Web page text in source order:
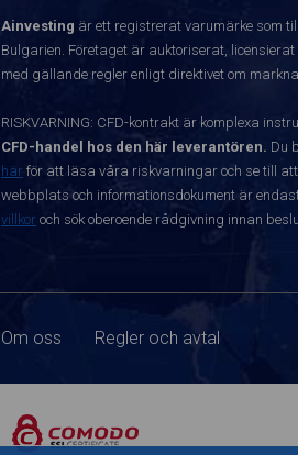
Ainvesting är ett registrerat varumärke som
Bulgarien. Företaget är auktoriserat,
med gällande regler enligt direktivet om
RISKVARNING: CFD-kontrakt är komplexa
CFD-handel hos den här leverantören. Du
här för att läsa våra riskvarningar och se till
webbplats och informationsdokument är
villkor och sök oberoende rådgivning innan
Om oss Regler och avtal